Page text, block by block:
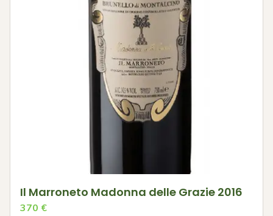
Il Marroneto Madonna delle Grazie 2016
370 €